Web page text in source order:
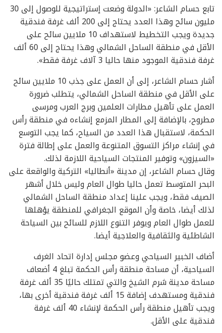
تابع حسام الشاعر: «الدولة وضعت إستراتيجية للوصول إلى 30
مليون سائح وهذا العدد يحتاج إلى 200 ألف غرفة فندقية
جديدة ويجب التخطيط لاستهداف 10 ملايين سائح على
الأقل في منطقة الساحل الشمالي وهذا يحتاج إلى 60 ألف
غرفة فندقية الموجود منها حاليا 3 آلاف غرفة فقط».
أشار حسام الشاعر، إلى أن العمل على جذب 10 ملايين سائح
على الأقل في منطقة الساحل الشمالي، يتطلب ضرورة
العمل على تأهيل مطارات العلمين وبرج العرب ومرسى
مطروح، بالإضافة إلى المطار المزمع إنشاءه في منطقة رأس
الحكمة، لاستقبال هذا العدد من السياح، كما يجب التوسع
في إنشاء مراكز التسوق المتنوعة والعمل على إطالة فترة
«السيزون» وتوفير المنتجات السياحية اللازمة لذلك.
وقال حسام الشاعر، إن مدينة «أنطاليا» التركية والواقعة على
البحر المتوسط تعمل حاليا طوال العام وليس خلال أشهر
الصيف فقط، ويجب علينا إعداد منطقة الساحل الشمالي
لذلك أيضا، خاصة وأن الموقع الجغرافي للمنطقة يؤهلها
للعمل طوال العام ويوفر التنوع اللازم للسائح بين السياحة
الشاطئية والثقافية والعلاجية أيضا.
أضاف الخبير السياحي وعضو مجلس إدارة اتحاد الغرف
السياحية، أن مساحة منطقة رأس الحكمة تبلغ 4 أضعاف
مساحة مدينة شرم الشيخ والتي تمتلك حاليًا 35 ألف غرفة
فندقية ومستهدف إضافة 15 ألف غرفة فندقية أخرى بها،
ويجب تأهيل منطقة رأس الحكمة لإنشاء 40 ألف غرفة
فندقية على الأقل.